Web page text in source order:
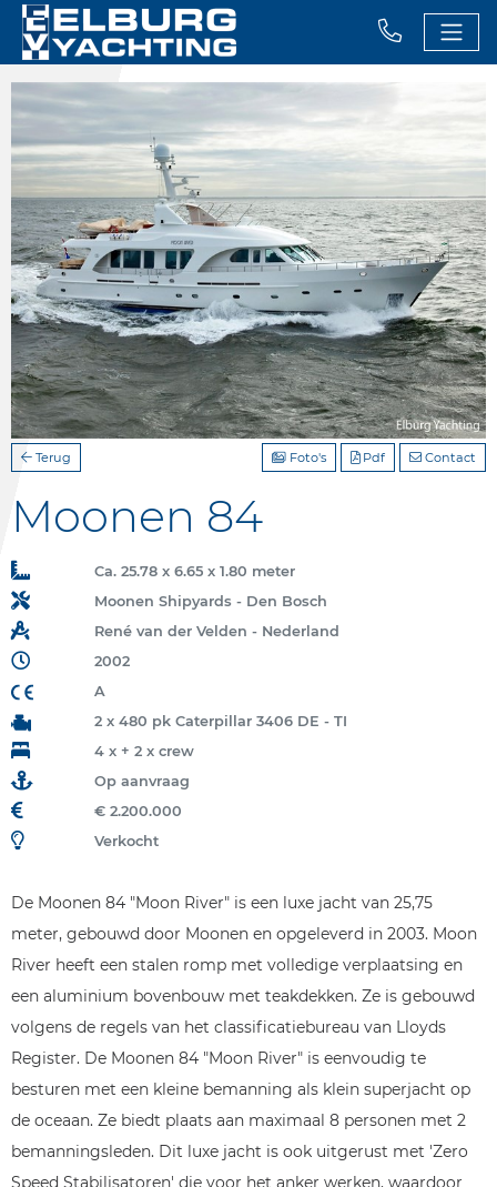
Terug Contact
Pdf
Foto's
Moonen 84
Ca. 25.78 x 6.65 x 1.80 meter
Moonen Shipyards - Den Bosch
René van der Velden - Nederland
2002
A
2 x 480 pk Caterpillar 3406 DE - TI
4 x + 2 x crew
Op aanvraag
€ 2.200.000
Verkocht
De Moonen 84 "Moon River" is een luxe jacht van 25,75
meter, gebouwd door Moonen en opgeleverd in 2003. Moon
River heeft een stalen romp met volledige verplaatsing en
een aluminium bovenbouw met teakdekken. Ze is gebouwd
volgens de regels van het classificatiebureau van Lloyds
Register. De Moonen 84 "Moon River" is eenvoudig te
besturen met een kleine bemanning als klein superjacht op
de oceaan. Ze biedt plaats aan maximaal 8 personen met 2
bemanningsleden. Dit luxe jacht is ook uitgerust met 'Zero
Speed Stabilisatoren' die voor het anker werken, waardoor